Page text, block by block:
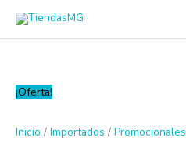
¡Oferta!
Inicio / Importados / Promocionales
SILLA
IMPORTADA